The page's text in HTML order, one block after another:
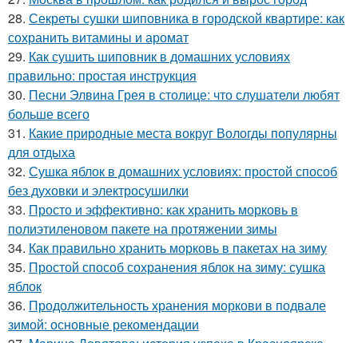
28. Секреты сушки шиповника в городской квартире: как
сохранить витамины и аромат
29. Как сушить шиповник в домашних условиях
правильно: простая инструкция
30. Песни Элвина Грея в столице: что слушатели любят
больше всего
31. Какие природные места вокруг Вологды популярны
для отдыха
32. Сушка яблок в домашних условиях: простой способ
без духовки и электросушилки
33. Просто и эффективно: как хранить морковь в
полиэтиленовом пакете на протяжении зимы
34. Как правильно хранить морковь в пакетах на зиму
35. Простой способ сохранения яблок на зиму: сушка
яблок
36. Продолжительность хранения моркови в подвале
зимой: основные рекомендации